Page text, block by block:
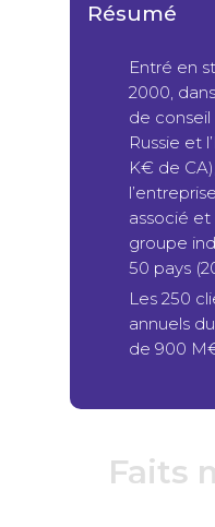
Résumé
Entré en
2000,
de conseil
Russie et
K€ de
associé et
groupe
50 pays
Les 250
annuels
de 900
Faits